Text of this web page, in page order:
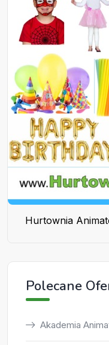
Hurtownia
Polecane
Akademia